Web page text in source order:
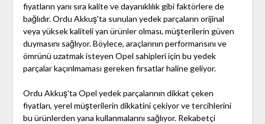
fiyatların yanı sıra kalite ve dayanıklılık gibi faktörlere de
bağlıdır. Ordu Akkuş'ta sunulan yedek parçaların orijinal
veya yüksek kaliteli yan ürünler olması, müşterilerin güven
duymasını sağlıyor. Böylece, araçlarının performansını ve
ömrünü uzatmak isteyen Opel sahipleri için bu yedek
parçalar kaçırılmaması gereken fırsatlar haline geliyor.
Ordu Akkuş'ta Opel yedek parçalarının dikkat çeken
fiyatları, yerel müşterilerin dikkatini çekiyor ve tercihlerini
bu ürünlerden yana kullanmalarını sağlıyor. Rekabetçi